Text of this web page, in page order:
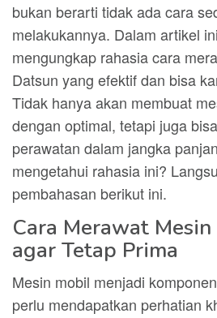
bukan berarti tidak ada cara
melakukannya. Dalam artikel
mengungkap rahasia cara
Datsun yang efektif dan bisa
Tidak hanya akan membuat
dengan optimal, tetapi juga
perawatan dalam jangka
mengetahui rahasia ini?
pembahasan berikut ini.
Cara Merawat
agar Tetap Prima
Mesin mobil menjadi
perlu mendapatkan perhatian